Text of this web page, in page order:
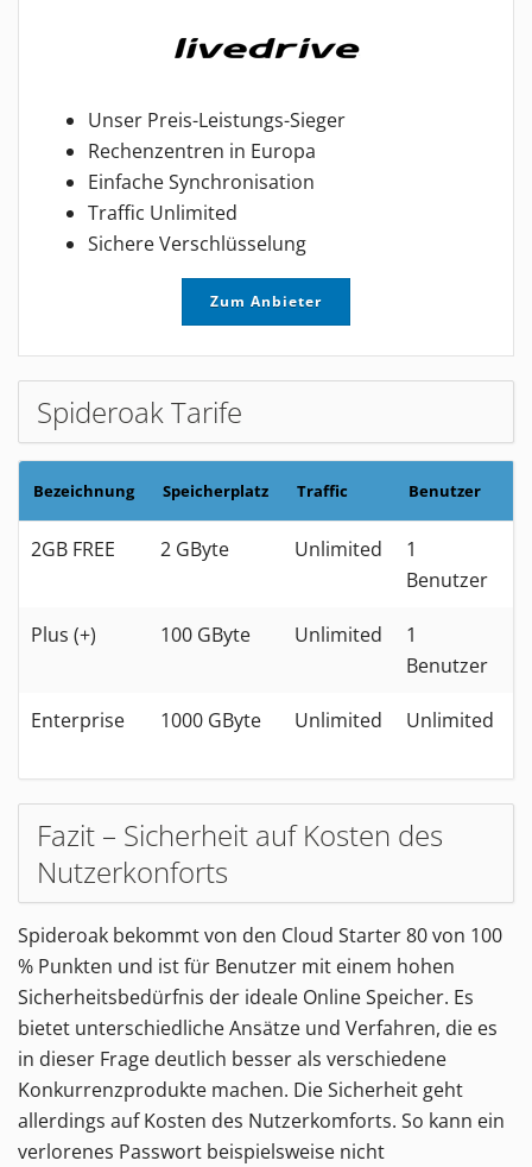
Unser Preis-Leistungs-Sieger
Rechenzentren in Europa
Einfache Synchronisation
Traffic Unlimited
Sichere Verschlüsselung
Zum Anbieter
Spideroak Tarife
Bezeichnung Speicherplatz Traffic Benutzer
2GB FREE 2 GByte Unlimited
1
Benutzer
Plus (+) 100 GByte Unlimited
1
Benutzer
Enterprise 1000 GByte Unlimited Unlimited
Fazit – Sicherheit auf Kosten des
Nutzerkonforts
Spideroak bekommt von den Cloud Starter80von 100
% Punkten und ist für Benutzer mit einem hohen
Sicherheitsbedürfnis der ideale Online Speicher. Es
bietet unterschiedliche Ansätze und Verfahren, die es
in dieser Frage deutlich besser als verschiedene
Konkurrenzprodukte machen. Die Sicherheit geht
allerdings auf Kosten des Nutzerkomforts. So kann ein
verlorenes Passwort beispielsweise nicht